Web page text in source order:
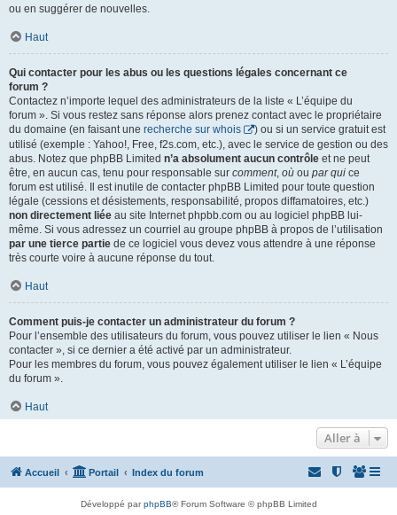
ou en suggérer de nouvelles.
Haut
Qui contacter pour les abus ou les questions légales concernant ce
forum ?
Contactez n’importe lequel des administrateurs de la liste « L’équipe du
forum ». Si vous restez sans réponse alors prenez contact avec le propriétaire
du domaine (en faisant une recherche sur whois
) ou si un service gratuit est
utilisé (exemple : Yahoo!, Free, f2s.com, etc.), avec le service de gestion ou des
abus. Notez que phpBB Limited n’a absolument aucun contrôle et ne peut
être, en aucun cas, tenu pour responsable sur comment, où ou par qui ce
forum est utilisé. Il est inutile de contacter phpBB Limited pour toute question
légale (cessions et désistements, responsabilité, propos diffamatoires, etc.)
non directement liée au site Internet phpbb.com ou au logiciel phpBB lui-
même. Si vous adressez un courriel au groupe phpBB à propos de l’utilisation
par une tierce partie de ce logiciel vous devez vous attendre à une réponse
très courte voire à aucune réponse du tout.
Haut
Comment puis-je contacter un administrateur du forum ?
Pour l’ensemble des utilisateurs du forum, vous pouvez utiliser le lien « Nous
contacter », si ce dernier a été activé par un administrateur.
Pour les membres du forum, vous pouvez également utiliser le lien « L’équipe
du forum ».
Haut
Aller à
Accueil Portail Index du forum
Développé parphpBB® Forum Software © phpBB Limited